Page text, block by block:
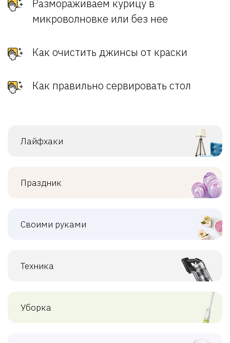
Размораживаем курицу в
микроволновке или без нее
Как очистить джинсы от краски
Как правильно сервировать стол
Лайфхаки
Праздник
Своими руками
Техника
Уборка